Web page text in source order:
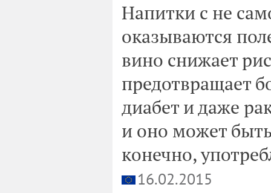
Напитки с не
оказываются
вино снижает
предотвращает
диабет и даже
и оно может
конечно,
16.02.2015